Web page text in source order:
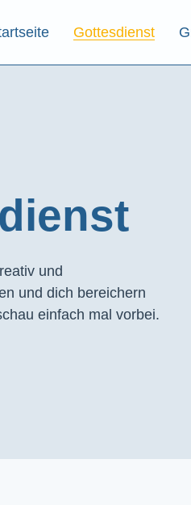
Gottesdienst
und
und dich bereichern
einfach mal vorbei.